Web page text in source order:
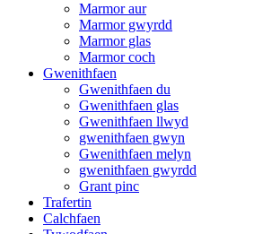
Marmor aur
Marmor gwyrdd
Marmor glas
Marmor coch
Gwenithfaen
Gwenithfaen du
Gwenithfaen glas
Gwenithfaen llwyd
gwenithfaen gwyn
Gwenithfaen melyn
gwenithfaen gwyrdd
Grant pinc
Trafertin
Calchfaen